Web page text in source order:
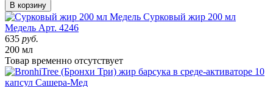
В корзину
Сурковый жир 200 мл
Медель Арт. 4246
635 руб.
200 мл
Товар временно отсутствует